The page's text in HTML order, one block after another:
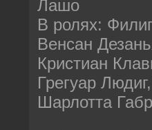
Лашо
В ролях:
Венсан
Кристиан
Грегуар
Шарлотта